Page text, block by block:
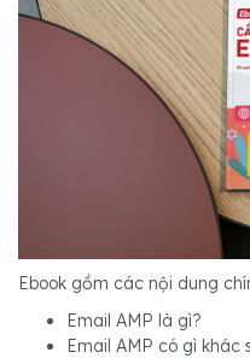
Ebook gồm các nội dung
Email AMP là gì?
Email AMP có gì khác